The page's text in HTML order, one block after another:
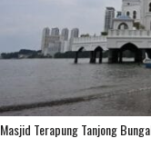
Masjid Terapung Tanjong